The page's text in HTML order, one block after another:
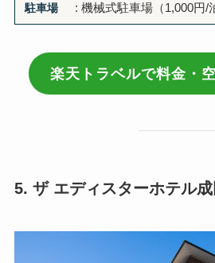
駐車場 : 機械式駐車場（1,000円/
楽天トラベルで料金・
5. ザ エディスターホテル成